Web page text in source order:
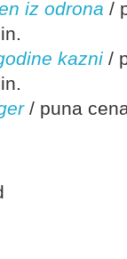
iz odrona /
kazni /
/ puna